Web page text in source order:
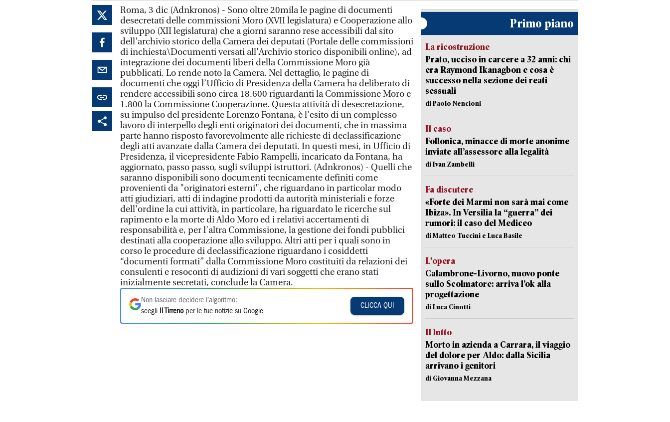
Roma, 3 dic (Adnkronos) - Sono oltre 20mila le pagine di documenti
desecretati delle commissioni Moro (XVII legislatura) e Cooperazione allo
sviluppo (XII legislatura) che a giorni saranno rese accessibili dal sito
dell'archivio storico della Camera dei deputati (Portale delle commissioni
di inchiesta\Documenti versati all'Archivio storico disponibili online), ad
integrazione dei documenti liberi della Commissione Moro già
pubblicati. Lo rende noto la Camera. Nel dettaglio, le pagine di
documenti che oggi l’Ufficio di Presidenza della Camera ha deliberato di
rendere accessibili sono circa 18.600 riguardanti la Commissione Moro e
1.800 la Commissione Cooperazione. Questa attività di desecretazione,
su impulso del presidente Lorenzo Fontana, è l'esito di un complesso
lavoro di interpello degli enti originatori dei documenti, che in massima
parte hanno risposto favorevolmente alle richieste di declassificazione
degli atti avanzate dalla Camera dei deputati. In questi mesi, in Ufficio di
Presidenza, il vicepresidente Fabio Rampelli, incaricato da Fontana, ha
aggiornato, passo passo, sugli sviluppi istruttori. (Adnkronos) - Quelli che
saranno disponibili sono documenti tecnicamente definiti come
provenienti da "originatori esterni", che riguardano in particolar modo
atti giudiziari, atti di indagine prodotti da autorità ministeriali e forze
dell'ordine la cui attività, in particolare, ha riguardato le ricerche sul
rapimento e la morte di Aldo Moro ed i relativi accertamenti di
responsabilità e, per l’altra Commissione, la gestione dei fondi pubblici
destinati alla cooperazione allo sviluppo. Altri atti per i quali sono in
corso le procedure di declassificazione riguardano i cosiddetti
“documenti formati” dalla Commissione Moro costituiti da relazioni dei
consulenti e resoconti di audizioni di vari soggetti che erano stati
inizialmente secretati, conclude la Camera.
Non lasciare decidere l'algoritmo:
scegli
Il Tirrenoper le tue notizie su Google
CLICCA QUI
Primo piano
La ricostruzione
Prato, ucciso in carcere a 32 anni: chi
era Raymond Ikanagbon e cosa è
successo nella sezione dei reati
sessuali
di Paolo Nencioni
Il caso
Follonica, minacce di morte anonime
inviate all’assessore alla legalità
di Ivan Zambelli
Fa discutere
«Forte dei Marmi non sarà mai come
Ibiza». In Versilia la “guerra” dei
rumori: il caso del Mediceo
di Matteo Tuccini e Luca Basile
L'opera
Calambrone-Livorno, nuovo ponte
sullo Scolmatore: arriva l’ok alla
progettazione
di Luca Cinotti
Il lutto
Morto in azienda a Carrara, il viaggio
del dolore per Aldo: dalla Sicilia
arrivano i genitori
di Giovanna Mezzana